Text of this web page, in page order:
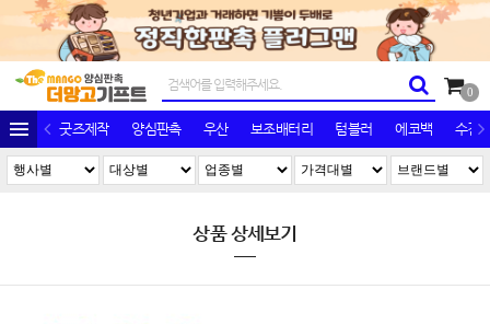
0
굿즈제작 양심판촉 우산 보조배터리 텀블러 에코백 수건/
상품 상세보기